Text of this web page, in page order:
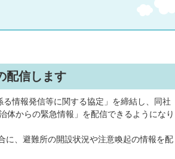
配信します
情報発信等に関する協定」を締結し、同社
体からの緊急情報」を配信できるようになり
、避難所の開設状況や注意喚起の情報を配